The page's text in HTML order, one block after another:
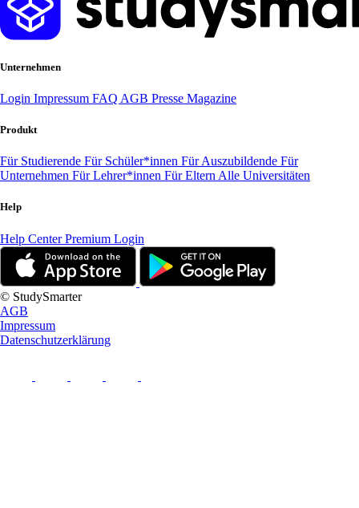
Unternehmen
Login Impressum FAQ AGB Presse Magazine
Produkt
Für Studierende Für Schüler*innen Für Auszubildende Für
Unternehmen Für Lehrer*innen Für Eltern Alle Universitäten
Help
Help CenterPremium Login
© StudySmarter
AGB
Impressum
Datenschutzerklärung